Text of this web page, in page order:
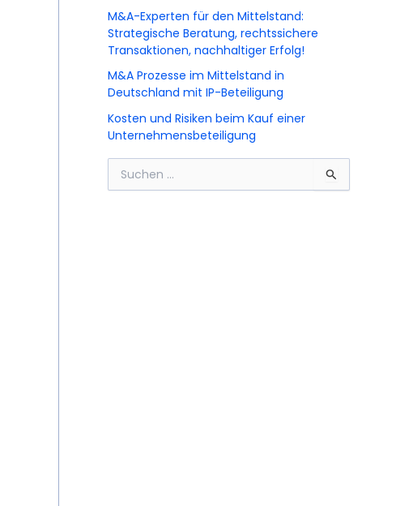
M&A-Experten für den Mittelstand:
Strategische Beratung, rechtssichere
Transaktionen, nachhaltiger Erfolg!
M&A Prozesse im Mittelstand in
Deutschland mit IP-Beteiligung
Kosten und Risiken beim Kauf einer
Unternehmensbeteiligung